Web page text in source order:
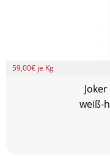
59,00€ je Kg
weiß-